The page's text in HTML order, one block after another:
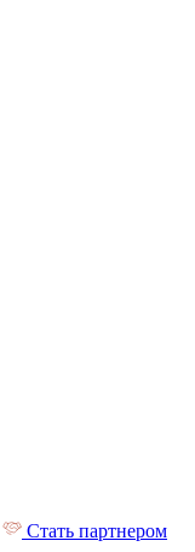
Стать партнером